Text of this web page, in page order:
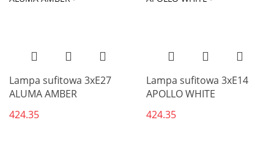
Lampa sufitowa 3xE27
ALUMA AMBER
424.35
Lampa sufitowa 3xE14
APOLLO WHITE
424.35